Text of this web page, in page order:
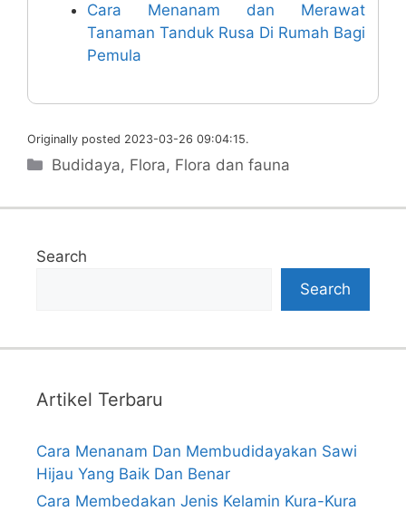
Cara Menanam dan Merawat
Tanaman Tanduk Rusa Di Rumah Bagi
Pemula
Originally posted 2023-03-26 09:04:15.
Categories
Budidaya, Flora, Flora dan fauna
Search
Search
Artikel Terbaru
Cara Menanam Dan Membudidayakan Sawi
Hijau Yang Baik Dan Benar
Cara Membedakan Jenis Kelamin Kura-Kura